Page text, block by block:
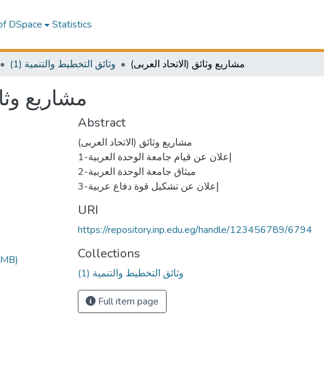
DSpace Statistics
(1) وثائق التخطيط والتنمية (مشاريع وثائق (الاتحاد العربى
(مشاريع
Abstract
(مشاريع وثائق (الاتحاد العربى
1-إعلان عن قيام جامعة الوحدة العربية
2-ميثاق جامعة الوحدة العربية
3-إعلان عن تشكيل قوة دفاع عربية
URI
https://repository.inp.edu.eg/handle/123456789/6794
Collections
(1) وثائق التخطيط والتنمية
Full item page